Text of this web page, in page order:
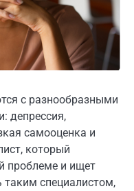
с разнообразными
депрессия,
самооценка и
который
проблеме и ищет
таким специалистом,